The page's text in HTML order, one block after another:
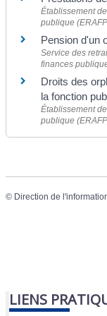
Établissement
publique
Pension d'un
Service des
finances
Droits des
la fonction
Établissement
publique
© Direction de
LIENS